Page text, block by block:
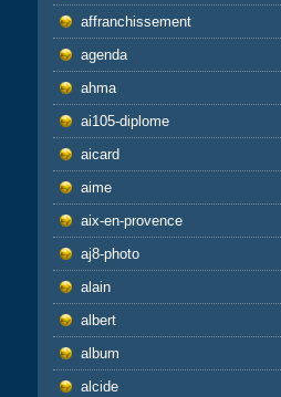
affranchissement
agenda
ahma
ai105-diplome
aicard
aime
aix-en-provence
aj8-photo
alain
albert
album
alcide